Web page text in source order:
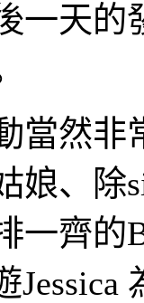
一天的
當然非
娘、
一齊的
Jessica